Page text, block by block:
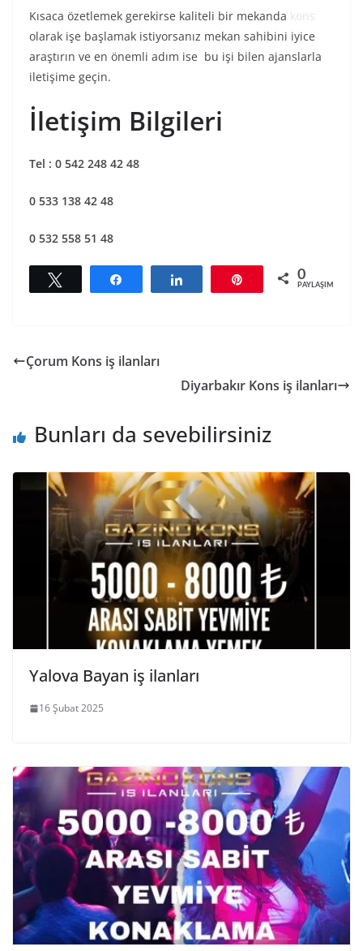
Kısaca özetlemek gerekirse kaliteli bir mekanda kons
olarak işe başlamak istiyorsanız mekan sahibini iyice
araştırın ve en önemli adım ise bu işi bilen ajanslarla
iletişime geçin.
İletişim Bilgileri
Tel : 0 542 248 42 48
0 533 138 42 48
0 532 558 51 48
Tweetle 0
PAYLAŞIMLAR
Çorum Kons iş ilanları
Diyarbakır Kons iş ilanları
Bunları da sevebilirsiniz
Yalova Bayan iş ilanları
16 Şubat 2025